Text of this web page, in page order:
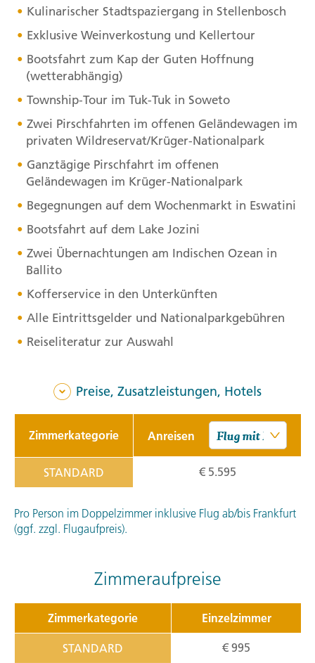
Kulinarischer Stadtspaziergang in Stellenbosch
Exklusive Weinverkostung und Kellertour
Bootsfahrt zum Kap der Guten Hoffnung
(wetterabhängig)
Township-Tour im Tuk-Tuk in Soweto
Zwei Pirschfahrten im offenen Geländewagen im
privaten Wildreservat/Krüger-Nationalpark
Ganztägige Pirschfahrt im offenen
Geländewagen im Krüger-Nationalpark
Begegnungen auf dem Wochenmarkt in Eswatini
Bootsfahrt auf dem Lake Jozini
Zwei Übernachtungen am Indischen Ozean in
Ballito
Kofferservice in den Unterkünften
Alle Eintrittsgelder und Nationalparkgebühren
Reiseliteratur zur Auswahl
Preise, Zusatzleistungen, Hotels
Zimmerkategorie Anreisen
STANDARD € 5.595
Pro Person im Doppelzimmer inklusive Flug ab/bis Frankfurt
(ggf. zzgl. Flugaufpreis).
Zimmeraufpreise
Zimmerkategorie Einzelzimmer
STANDARD € 995